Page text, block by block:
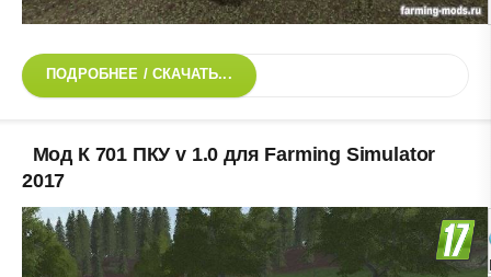
ПОДРОБНЕЕ / СКАЧАТЬ...
Мод К 701 ПКУ v 1.0 для Farming Simulator
2017